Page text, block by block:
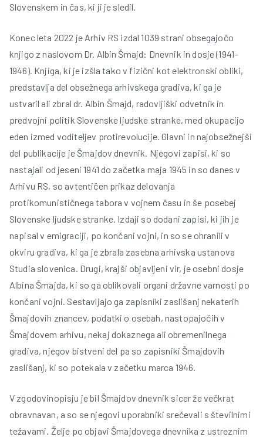
Slovenskem in čas, ki ji je sledil.
Konec leta 2022 je Arhiv RS izdal 1039 strani obsegajočo
knjigo z naslovom Dr. Albin Šmajd: Dnevnik in dosje (1941–
1946). Knjiga, ki je izšla tako v fizični kot elektronski obliki,
predstavlja del obsežnega arhivskega gradiva, ki ga je
ustvaril ali zbral dr. Albin Šmajd, radovljiški odvetnik in
predvojni politik Slovenske ljudske stranke, med okupacijo
eden izmed voditeljev protirevolucije. Glavni in najobsežnejši
del publikacije je Šmajdov dnevnik. Njegovi zapisi, ki so
nastajali od jeseni 1941 do začetka maja 1945 in so danes v
Arhivu RS, so avtentičen prikaz delovanja
protikomunističnega tabora v vojnem času in še posebej
Slovenske ljudske stranke. Izdaji so dodani zapisi, ki jih je
napisal v emigraciji, po končani vojni, in so se ohranili v
okviru gradiva, ki ga je zbrala zasebna arhivska ustanova
Studia slovenica. Drugi, krajši objavljeni vir, je osebni dosje
Albina Šmajda, ki so ga oblikovali organi državne varnosti po
končani vojni. Sestavljajo ga zapisniki zaslišanj nekaterih
Šmajdovih znancev, podatki o osebah, nastopajočih v
Šmajdovem arhivu, nekaj dokaznega ali obremenilnega
gradiva, njegov bistveni del pa so zapisniki Šmajdovih
zaslišanj, ki so potekala v začetku marca 1946.
V zgodovinopisju je bil Šmajdov dnevnik sicer že večkrat
obravnavan, a so se njegovi uporabniki srečevali s številnimi
težavami. Želje po objavi Šmajdovega dnevnika z ustreznim